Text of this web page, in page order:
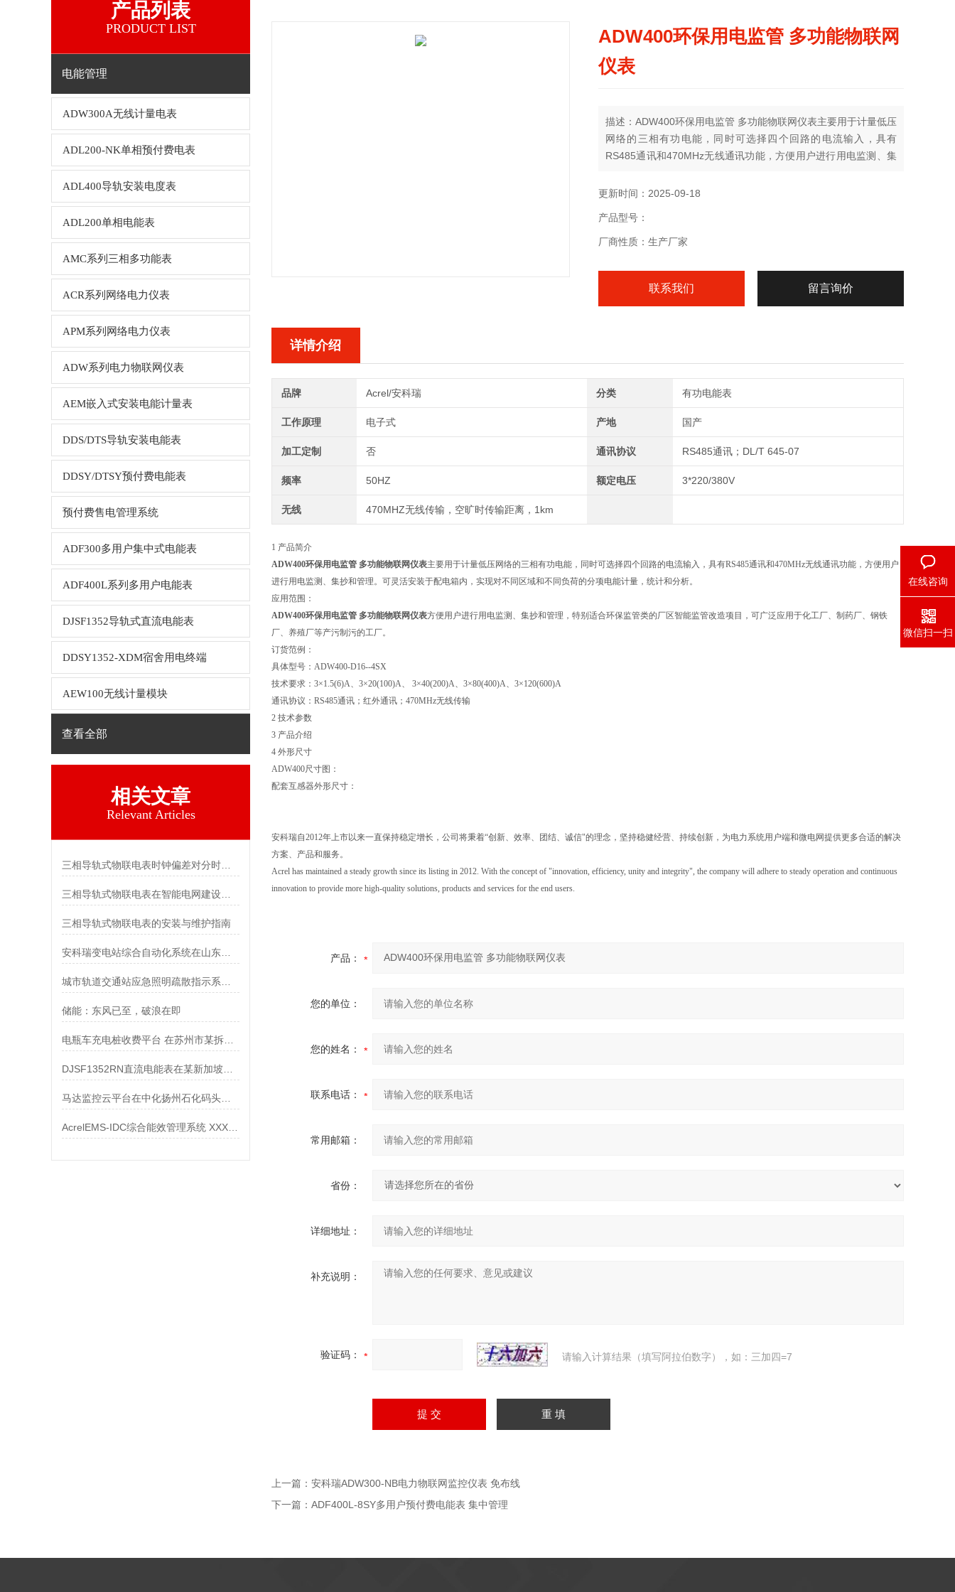
产品列表
PRODUCT LIST
电能管理
ADW300A无线计量电表
ADL200-NK单相预付费电表
ADL400导轨安装电度表
ADL200单相电能表
AMC系列三相多功能表
ACR系列网络电力仪表
APM系列网络电力仪表
ADW系列电力物联网仪表
AEM嵌入式安装电能计量表
DDS/DTS导轨安装电能表
DDSY/DTSY预付费电能表
预付费售电管理系统
ADF300多用户集中式电能表
ADF400L系列多用户电能表
DJSF1352导轨式直流电能表
DDSY1352-XDM宿舍用电终端
AEW100无线计量模块
查看全部
相关文章
Relevant Articles
三相导轨式物联电表时钟偏差对分时计费统计的影响及校准
三相导轨式物联电表在智能电网建设中的作用
三相导轨式物联电表的安装与维护指南
安科瑞变电站综合自动化系统在山东凯瑞英材料科技有限公司的应用
储能：东风已至，破浪在即
电瓶车充电桩收费平台 在苏州市某拆迁小区的应用
马达监控云平台在中化扬州石化码头仓储项目的应用
AcrelEMS-IDC综合能效管理系统 XXX数据中心案例分享
ADW400环保用电监管 多功能物联网
仪表
描述：ADW400环保用电监管 多功能物联网仪表主要用于计量低压
网络的三相有功电能，同时可选择四个回路的电流输入，具有
RS485通讯和470MHz无线通讯功能，方便用户进行用电监测、集
分项电能计量，统计和分析。
更新时间：2025-09-18
产品型号：
厂商性质：生产厂家
联系我们 留言询价
详情介绍
品牌 Acrel/安科瑞 分类 有功电能表
工作原理 电子式 产地 国产
加工定制 否 通讯协议 RS485通讯；DL/T 645-07
频率 50HZ 额定电压 3*220/380V
无线 470MHZ无线传输，空旷时传输距离，1km
1 产品简介
ADW400环保用电监管 多功能物联网仪表主要用于计量低压网络的三相有功电能，同时可选择四个回路的电流输入，具有RS485通讯和470MHz无线通讯功能，方便用户
进行用电监测、集抄和管理。可灵活安装于配电箱内，实现对不同区域和不同负荷的分项电能计量，统计和分析。
应用范围：
ADW400环保用电监管 多功能物联网仪表方便用户进行用电监测、集抄和管理，特别适合环保监管类的厂区智能监管改造项目，可广泛应用于化工厂、制药厂、钢铁
厂、养殖厂等产污制污的工厂。
订货范例：
具体型号：ADW400-D16--4SX
技术要求：3×1.5(6)A、3×20(100)A、 3×40(200)A、3×80(400)A、3×120(600)A
通讯协议：RS485通讯；红外通讯；470MHz无线传输
2 技术参数
3 产品介绍
4 外形尺寸
ADW400尺寸图：
配套互感器外形尺寸：
安科瑞自2012年上市以来一直保持稳定增长，公司将秉着“创新、效率、团结、诚信"的理念，坚持稳健经营、持续创新，为电力系统用户端和微电网提供更多合适的解决
方案、产品和服务。
Acrel has maintained a steady growth since its listing in 2012. With the concept of "innovation, efficiency, unity and integrity", the company will adhere to steady operation and continuous
innovation to provide more high-quality solutions, products and services for the end users.
产品：
您的单位：
您的姓名：
联系电话：
常用邮箱：
省份：
详细地址：
补充说明：
验证码： 请输入计算结果（填写阿拉伯数字），如：三加四=7
上一篇： 安科瑞ADW300-NB电力物联网监控仪表 免布线
下一篇： ADF400L-8SY多用户预付费电能表 集中管理
在线咨询
微信扫一扫